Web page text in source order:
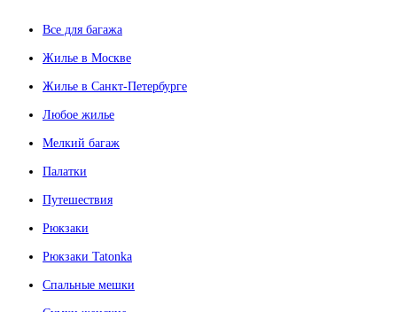
Все для багажа
Жилье в Москве
Жилье в Санкт-Петербурге
Любое жилье
Мелкий багаж
Палатки
Путешествия
Рюкзаки
Рюкзаки Tatonka
Спальные мешки